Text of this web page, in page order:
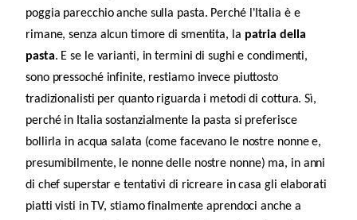
poggia parecchio anche sulla pasta. Perché l'Italia è e
rimane, senza alcun timore di smentita, la patria della
pasta. E se le varianti, in termini di sughi e condimenti,
sono pressoché infinite, restiamo invece piuttosto
tradizionalisti per quanto riguarda i metodi di cottura. Sì,
perché in Italia sostanzialmente la pasta si preferisce
bollirla in acqua salata (come facevano le nostre nonne e,
presumibilmente, le nonne delle nostre nonne) ma, in anni
di chef superstar e tentativi di ricreare in casa gli elaborati
piatti visti in TV, stiamo finalmente aprendoci anche a